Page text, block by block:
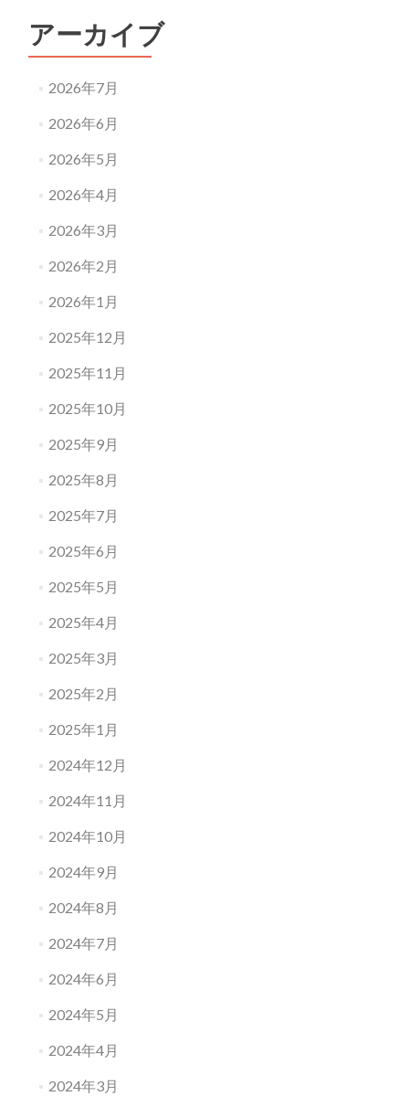
アーカイブ
2026年7月
2026年6月
2026年5月
2026年4月
2026年3月
2026年2月
2026年1月
2025年12月
2025年11月
2025年10月
2025年9月
2025年8月
2025年7月
2025年6月
2025年5月
2025年4月
2025年3月
2025年2月
2025年1月
2024年12月
2024年11月
2024年10月
2024年9月
2024年8月
2024年7月
2024年6月
2024年5月
2024年4月
2024年3月